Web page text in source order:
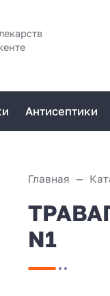
Антисептики
Главная
N1